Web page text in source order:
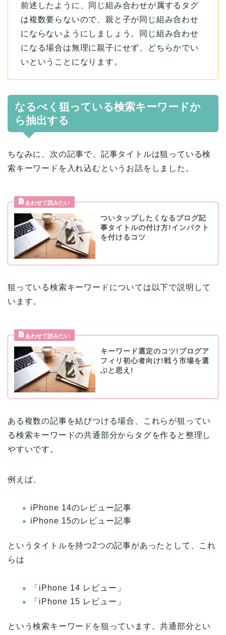
前述したように、同じ組み合わせが属するタグ
は複数要らないので、親と子が同じ組み合わせ
にならないようにしましょう。同じ組み合わせ
になる場合は無理に親子にせず、どちらかでい
いということになります。
なるべく狙っている検索キーワードか
ら抽出する
ちなみに、次の記事で、記事タイトルは狙っている検
索キーワードを入れ込むというお話をしました。
ついタップしたくなるブログ記
事タイトルの付け方!インパクト
を付けるコツ
狙っている検索キーワードについては以下で説明して
います。
キーワード選定のコツ!ブログア
フィリ初心者向け!戦う市場を選
ぶと思え!
ある複数の記事を結びつける場合、これらが狙ってい
る検索キーワードの共通部分からタグを作ると整理し
やすいです。
例えば、
iPhone 14のレビュー記事
iPhone 15のレビュー記事
というタイトルを持つ2つの記事があったとして、これ
らは
「iPhone 14 レビュー」
「iPhone 15 レビュー」
という検索キーワードを狙っています。共通部分とい